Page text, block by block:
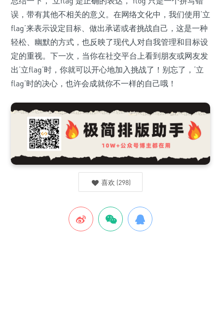
误，带有其他不相关的意义。在网络文化中，我们使用‘立
flag’来表示设定目标、做出承诺或者挑战自己，这是一种
轻松、幽默的方式，也反映了现代人对自我管理和目标设
定的重视。下一次，当你在社交平台上看到朋友或网友发
出‘立flag’时，你就可以开心地加入挑战了！别忘了，‘立
flag’时的决心，也许会成就你不一样的自己哦！
喜欢 (298)